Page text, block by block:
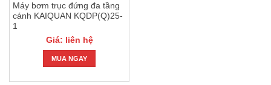
Máy bơm trục đứng đa tầng
cánh KAIQUAN KQDP(Q)25-
1
Giá: liên hệ
MUA NGAY